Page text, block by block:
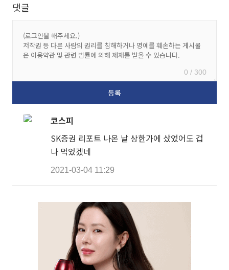
댓글
0 / 300
코스피
SK증권 리포트 나온 날 상한가에 샀었어도 겁
나 먹었겠네
2021-03-04 11:29